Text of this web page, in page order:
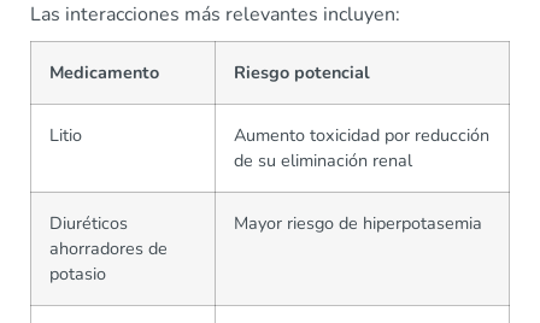
Las interacciones más relevantes incluyen:
Medicamento Riesgo potencial
Litio
Aumento toxicidad por reducción
de su eliminación renal
Diuréticos
ahorradores de
potasio
Mayor riesgo de hiperpotasemia